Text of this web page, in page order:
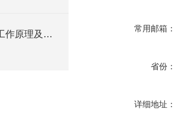
QJB型潜水搅拌机的工作原理及作用特点、安装系统CAD结构图
常用邮箱：
省份：
详细地址：